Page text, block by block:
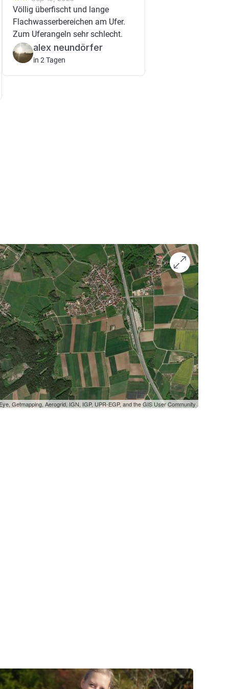
Völlig überfischt und lange
Flachwasserbereichen am Ufer.
Zum Uferangeln sehr schlecht.
alex neundörfer
in 2 Tagen
Getmapping, Aerogrid, IGN, IGP, UPR-EGP, and the GIS User Community